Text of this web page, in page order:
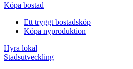
Köpa bostad
Ett tryggt bostadsköp
Köpa nyproduktion
Hyra lokal
Stadsutveckling